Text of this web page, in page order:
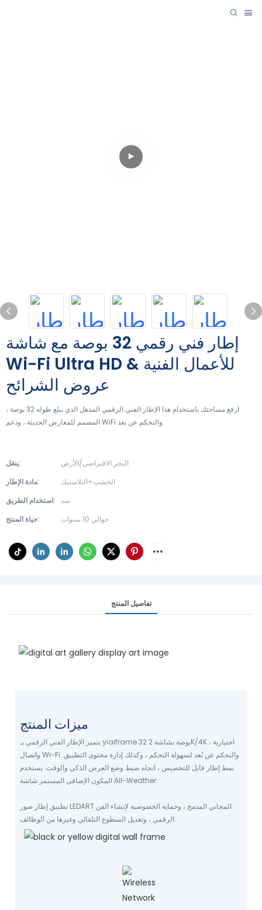
إطار فني رقمي 32 بوصة مع شاشة
Wi-Fi Ultra HD للأعمال الفنية &
عروض الشرائح
ارفع مساحتك باستخدام هذا الإطار الفني الرقمي المذهل الذي يبلغ طوله 32 بوصة ،
المصمم للمعارض الحديثة ، ودعم WiFi والتحكم عن بعد.
ينقل:
البحر الافتراضي/الأرض
مادة الإطار:
الخشب+البلاستيك
استخدام الطريق: سد
حياة المنتج:
حوالي 10 سنوات
تفاصيل المنتج
ميزات المنتج
يتميز الإطار الفني الرقمي بـ yiaiframe 32 بوصة بشاشة 2K/4K اختيارية ،
واتصال Wi-Fi والتحكم عن بُعد لسهولة التحكم ، وكذلك إدارة محتوى التطبيق.
نمط إطار قابل للتخصيص ، اتجاه ضبط وضع العرض الذكي والوقت. يستخدم
المكون الإضافي المستمر شاشة All-Weather.
تطبيق إطار صور LEDART المجاني المدمج ، وحماية الخصوصية لإنشاء الفن
الرقمي ، وتعديل السطوع التلقائي وغيرها من الوظائف.